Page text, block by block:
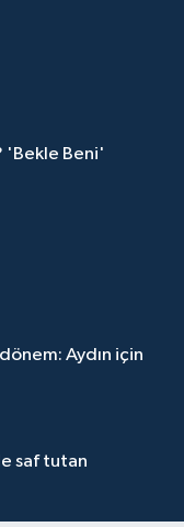
'Bekle Beni'
Aydın için
saf tutan